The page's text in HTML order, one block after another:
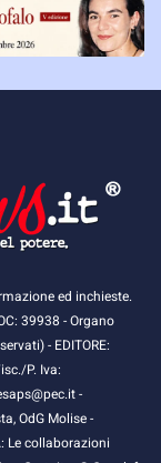
ed inchieste.
39938 - Organo
- EDITORE:
P. Iva:
-
OdG Molise -
Le collaborazioni